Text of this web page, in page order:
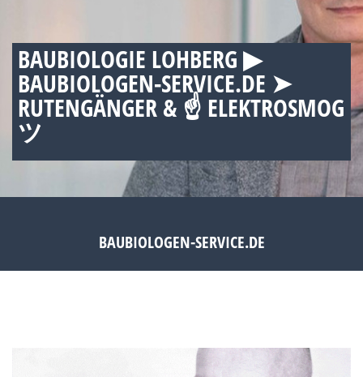
BAUBIOLOGIE LOHBERG ▶︎
BAUBIOLOGEN-SERVICE.DE ➤
RUTENGÄNGER & ☝ ELEKTROSMOG
ツ
BAUBIOLOGEN-SERVICE.DE